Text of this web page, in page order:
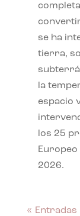
se ha
tierra,
la
espacio
los 25
Europeo
2026.
« Entradas